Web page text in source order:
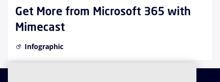
Get More from Microsoft 365 with
Mimecast
Infographic